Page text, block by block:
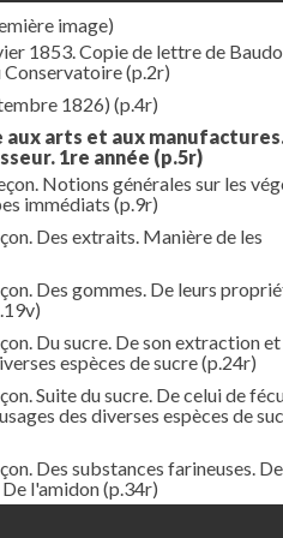
image)
1853. Copie de lettre de
(p.2r)
1826) (p.4r)
aux arts et aux
1re année (p.5r)
Notions générales sur les
immédiats (p.9r)
Des extraits. Manière de les
Des gommes. De leurs
Du sucre. De son extraction et
espèces de sucre(p.24r)
Suite du sucre. De celui de
des diverses espèces de
Des substances farineuses.
l'amidon(p.34r)